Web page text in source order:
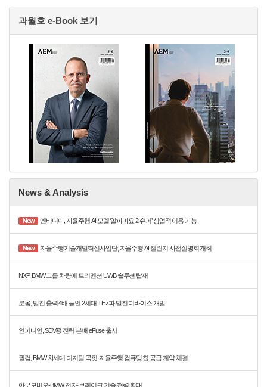
과월호 e-Book 보기
News & Analysis
New 엔비디아, 자율주행 AI 모델 ‘알파마요 2 슈퍼’ 상업적 이용 가능
New 자율주행기술개발혁신사업단, 자율주행 AI 챌린지 사전설명회 개최
NXP, BMW 그룹 차량에 트리멘션 UWB 솔루션 탑재
로옴, 발진 출력 4배 높인 2세대 THz파 발진 디바이스 개발
인피니언, SDV용 전력 분배 eFuse 출시
퀄컴, BMW 차세대 디지털 콕핏·자율주행 컴퓨팅 칩 공급 계약 체결
아우모비오-BMW, 전자·브레이크 기술 협력 확대